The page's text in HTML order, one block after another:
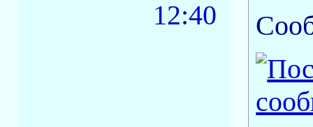
12:40